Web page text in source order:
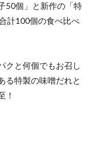
50個」と新作の「特
計100個の食べ比べ
クと何個でもお召し
る特製の味噌だれと
！